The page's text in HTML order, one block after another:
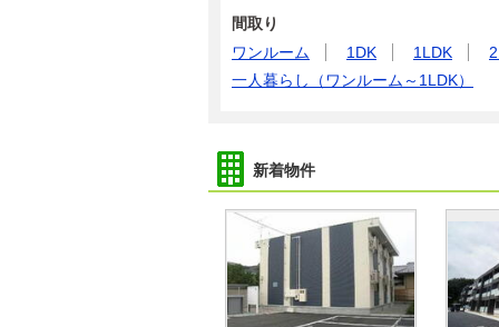
間取り
ワンルーム
1DK 1LDK
一人暮らし（ワンルーム～1LDK）
新着物件